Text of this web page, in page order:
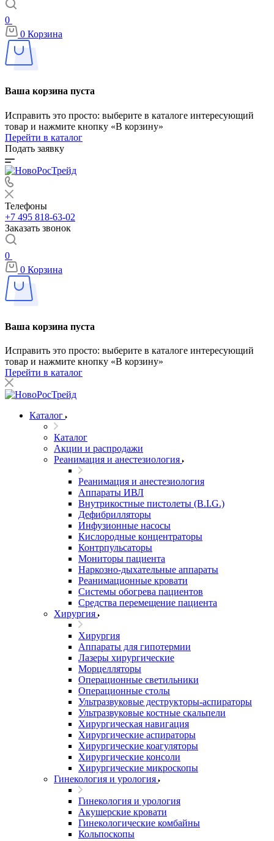
0
0 Корзина
Ваша корзина пуста
Исправить это просто: выберите в каталоге интересующий
товар и нажмите кнопку «В корзину»
Перейти в каталог
Подать заявку
Телефоны
+7 495 818-63-02
Заказать звонок
0
0 Корзина
Ваша корзина пуста
Исправить это просто: выберите в каталоге интересующий
товар и нажмите кнопку «В корзину»
Перейти в каталог
Каталог
Каталог
Акции и распродажи
Реанимация и анестезиология
Реанимация и анестезиология
Аппараты ИВЛ
Внутрикостные пистолеты (B.I.G.)
Дефибрилляторы
Инфузионные насосы
Кислородные концентраторы
Контрпульсаторы
Мониторы пациента
Наркозно-дыхательные аппараты
Реанимационные кровати
Системы обогрева пациентов
Средства перемещение пациента
Хирургия
Хирургия
Аппараты для гипотермии
Лазеры хирургические
Морцелляторы
Операционные светильники
Операционные столы
Ультразвуковые деструкторы-аспираторы
Ультразвуковые костные скальпели
Хирургическая навигация
Хирургические аспираторы
Хирургические коагуляторы
Хирургические консоли
Хирургические микроскопы
Гинекология и урология
Гинекология и урология
Акушерские кровати
Гинекологические комбайны
Кольпоскопы